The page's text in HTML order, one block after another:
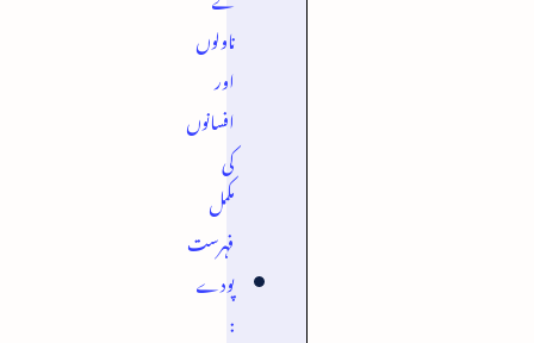
ناولوں
اور
افسانوں
کی
مکمل
فہرست
پودے
: